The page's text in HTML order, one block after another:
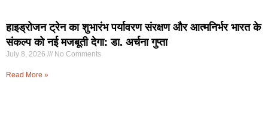
हाइड्रोजन ट्रेन का शुभारंभ पर्यावरण संरक्षण और आत्मनिर्भर भारत के
संकल्प को नई मजबूती देगा: डा. अर्चना गुप्ता
July 8, 2026 No Comments
Read More »